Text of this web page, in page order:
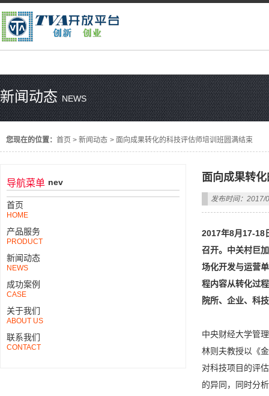
新闻动态NEWS
您现在的位置： 首页 > 新闻动态 > 面向成果转化的科技评估师培训班圆满结束
导航菜单 nev
首页
HOME
产品服务
PRODUCT
新闻动态
NEWS
成功案例
CASE
关于我们
ABOUT US
联系我们
CONTACT
面向成果转
发布时间：2017/
2017年8月17-18
召开。中关村巨
场化开发与运营
程内容从转化过
院所、企业、科
中央财经大学管
林则夫教授以《
对科技项目的评
的异同，同时分